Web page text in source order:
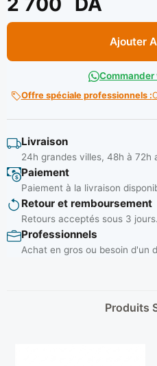
Ajouter
Offre spéciale professionnels :
Livraison
24h grandes villes, 48h à 72h
Paiement
Paiement à la livraison
Retour et remboursement
Retours acceptés sous 3 jours.
Professionnels
Achat en gros ou besoin d'un
Produits